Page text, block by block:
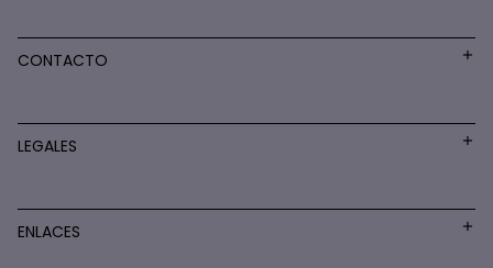
CONTACTO
LEGALES
ENLACES